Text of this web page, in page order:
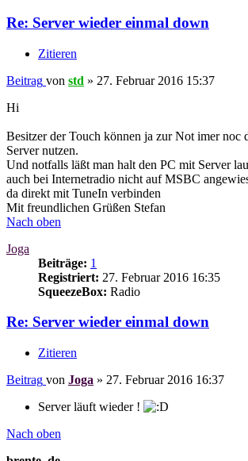
Re: Server wieder einmal down
Zitieren
Beitrag von std » 27. Februar 2016 15:37
Hi
Besitzer der Touch können ja zur Not imer noc
Server nutzen.
Und notfalls läßt man halt den PC mit Server
auch bei Internetradio nicht auf MSBC
da direkt mit TuneIn verbinden
Mit freundlichen Grüßen Stefan
Nach oben
Joga
Beiträge: 1
Registriert: 27. Februar 2016 16:35
SqueezeBox: Radio
Re: Server wieder einmal down
Zitieren
Beitrag von Joga » 27. Februar 2016 16:37
Server läuft wieder !
Nach oben